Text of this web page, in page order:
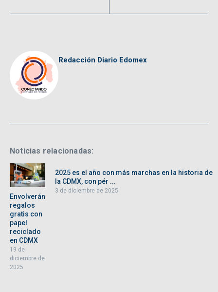
Redacción Diario Edomex
Noticias relacionadas:
Envolverán
regalos
gratis con
papel
reciclado
en CDMX
19 de
diciembre de
2025
2025 es el año con más marchas en la historia de
la CDMX, con pér ...
3 de diciembre de 2025